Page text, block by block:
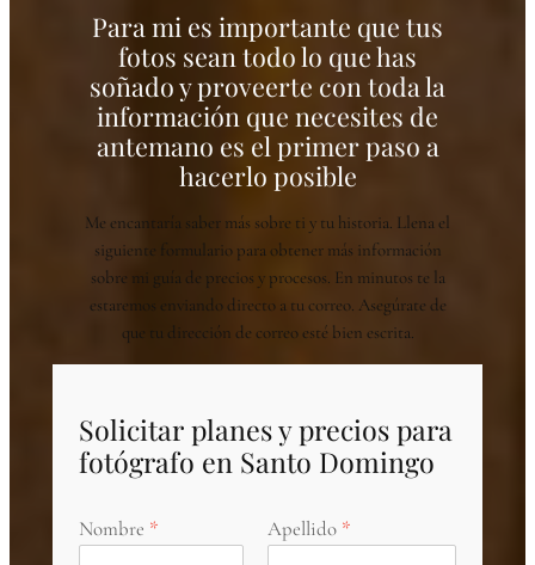
Para mi es importante que tus
fotos sean todo lo que has
soñado y proveerte con toda la
información que necesites de
antemano es el primer paso a
hacerlo posible
Me encantaría saber más sobre ti y tu historia. Llena el
siguiente formulario para obtener más información
sobre mi guía de precios y procesos. En minutos te la
estaremos enviando directo a tu correo. Asegúrate de
que tu dirección de correo esté bien escrita.
Solicitar planes y precios para
fotógrafo en Santo Domingo
Nombre Apellido